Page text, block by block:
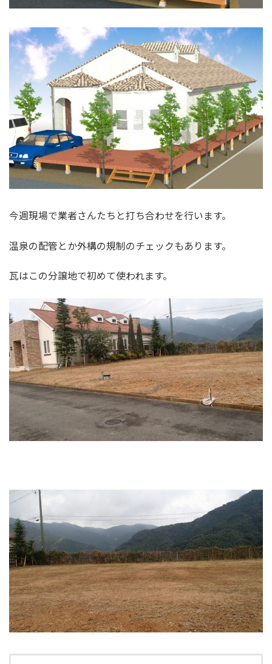
今週現場で業者さんたちと打ち合わせを行います。
温泉の配管とか外構の規制のチェックもあります。
瓦はこの分譲地で初めて使われます。